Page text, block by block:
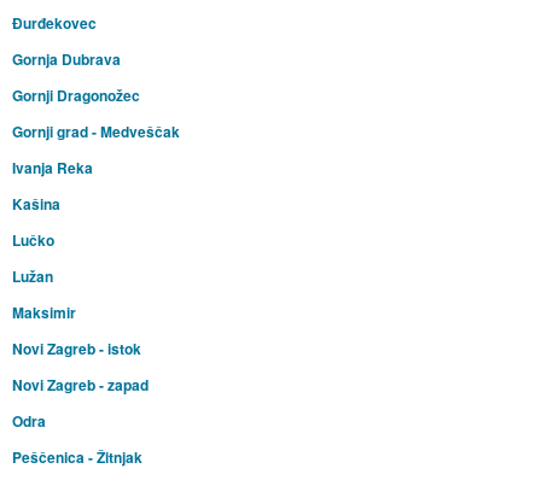
Đurđekovec
Gornja Dubrava
Gornji Dragonožec
Gornji grad - Medveščak
Ivanja Reka
Kašina
Lučko
Lužan
Maksimir
Novi Zagreb - istok
Novi Zagreb - zapad
Odra
Peščenica - Žitnjak